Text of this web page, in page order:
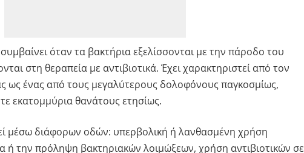
όταν τα βακτήρια εξελίσσονται με την πάροδο του
στη θεραπεία με αντιβιοτικά. Έχει χαρακτηριστεί από τον
ως ένας από τους μεγαλύτερους δολοφόνους παγκοσμίως,
εκατομμύρια θανάτους ετησίως.
μέσω διάφορων οδών: υπερβολική ή λανθασμένη χρήση
ή την πρόληψη βακτηριακών λοιμώξεων, χρήση αντιβιοτικών σε